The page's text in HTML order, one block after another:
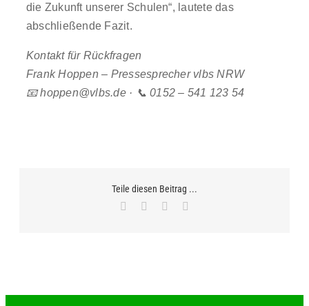
die Zukunft unserer Schulen“, lautete das
abschließende Fazit.
Kontakt für Rückfragen
Frank Hoppen – Pressesprecher vlbs NRW
📧 hoppen@vlbs.de · 📞 0152 – 541 123 54
Teile diesen Beitrag ...
Facebook WhatsApp